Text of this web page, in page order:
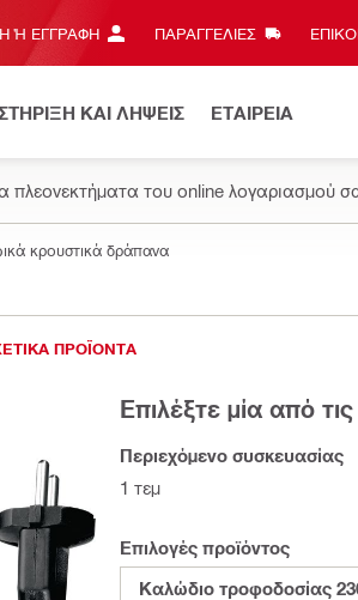
Ή ΕΓΓΡΑΦΉ ΠΑΡΑΓΓΕΛΙΕΣ
ΚΑΙ ΛΗΨΕΙΣ ΕΤΑΙΡΕΙΑ
πλεονεκτήματα του online λογαριασμού
κρουστικά δράπανα
ΠΡΟΪΟΝΤΑ
Επιλέξτε μία από
Περιεχόμενο συσκευασίας
1 τεμ
Επιλογές προϊόντος
Καλώδιο τροφοδοσίας